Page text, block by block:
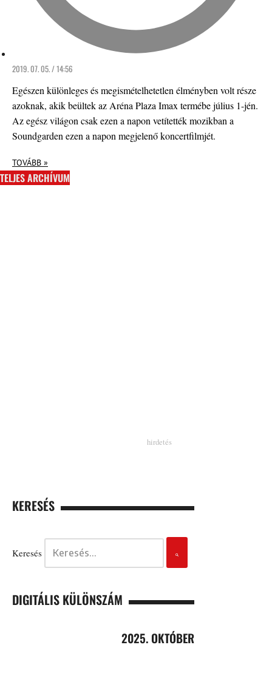
2019. 07. 05. / 14:56
Egészen különleges és megismételhetetlen élményben volt része
azoknak, akik beültek az Aréna Plaza Imax termébe július 1-jén.
Az egész világon csak ezen a napon vetítették mozikban a
Soundgarden ezen a napon megjelenő koncertfilmjét.
TOVÁBB »
TELJES ARCHÍVUM
KERESÉS
Keresés
DIGITÁLIS KÜLÖNSZÁM
2025. OKTÓBER